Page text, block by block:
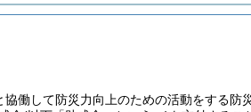
働して防災力向上のための活動をする